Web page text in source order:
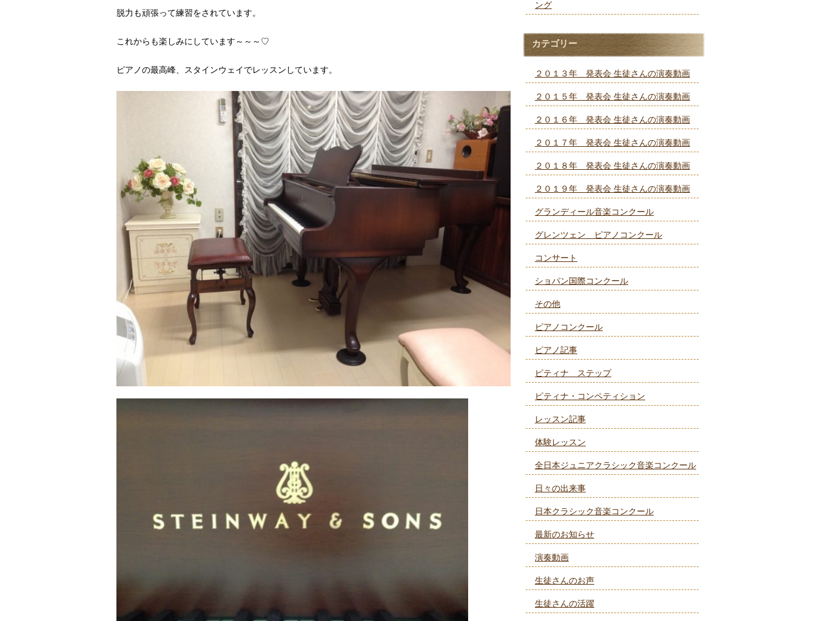
脱力も頑張って練習をされています。
これからも楽しみにしています～～～♡
ピアノの最高峰、スタインウェイでレッスンしています。
ング
カテゴリー
２０１３年 発表会 生徒さんの演奏動画
２０１５年 発表会 生徒さんの演奏動画
２０１６年 発表会 生徒さんの演奏動画
２０１７年 発表会 生徒さんの演奏動画
２０１８年 発表会 生徒さんの演奏動画
２０１９年 発表会 生徒さんの演奏動画
グランディール音楽コンクール
グレンツェン ピアノコンクール
コンサート
ショパン国際コンクール
その他
ピアノコンクール
ピアノ記事
ピティナ ステップ
ピティナ・コンペティション
レッスン記事
体験レッスン
全日本ジュニアクラシック音楽コンクール
日々の出来事
日本クラシック音楽コンクール
最新のお知らせ
演奏動画
生徒さんのお声
生徒さんの活躍